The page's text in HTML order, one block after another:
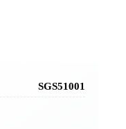
SGS51001